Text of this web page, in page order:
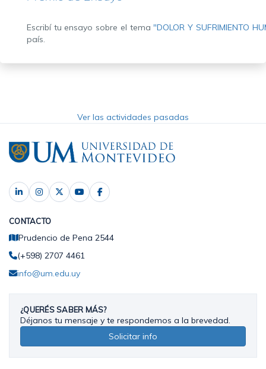
Escribí tu ensayo sobre el tema "DOLOR Y SUFRIMIENTO
país.
Ver las actividades pasadas
CONTACTO
Prudencio de Pena 2544
(+598) 2707 4461
info@um.edu.uy
¿QUERÉS SABER MÁS?
Déjanos tu mensaje y te respondemos a la brevedad.
Solicitar info